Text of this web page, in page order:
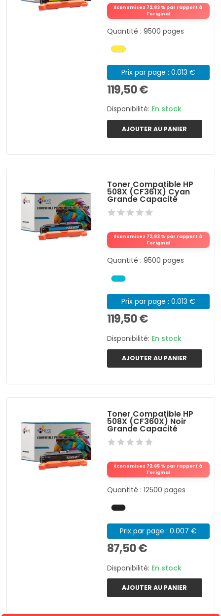
Économisez 72,83 % par rapport à
l'original
Quantité : 9500 pages
Prix par page : 0.013 €
119,50 €
Disponibilité: En stock
AJOUTER AU PANIER
Toner Compatible HP
508X (CF361X) Cyan
Grande Capacité
Économisez 72,83 % par rapport à
l'original
Quantité : 9500 pages
Prix par page : 0.013 €
119,50 €
Disponibilité: En stock
AJOUTER AU PANIER
Toner Compatible HP
508X (CF360X) Noir
Grande Capacité
Économisez 72,65 % par rapport à
l'original
Quantité : 12500 pages
Prix par page : 0.007 €
87,50 €
Disponibilité: En stock
AJOUTER AU PANIER